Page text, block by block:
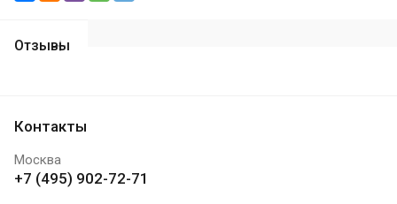
Отзывы
Контакты
Москва
+7 (495) 902-72-71